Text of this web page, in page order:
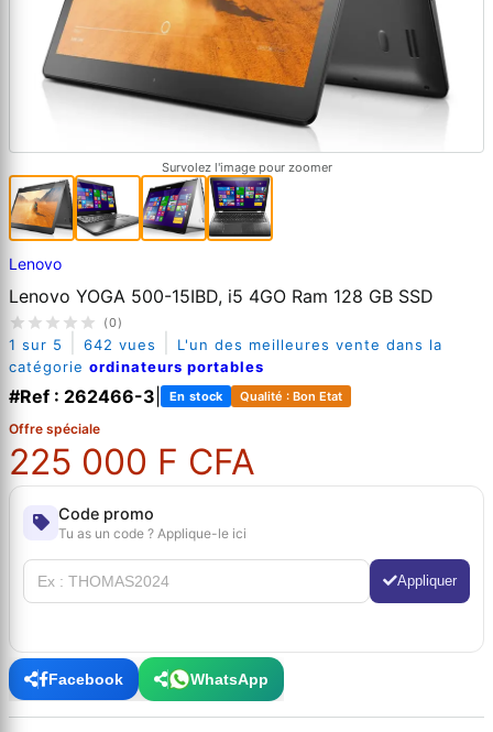
Survolez l'image pour zoomer
Lenovo
Lenovo YOGA 500-15IBD, i5 4GO Ram 128 GB SSD
(0)
1 sur 5 642 vues
L'un des meilleures vente dans la
catégorie ordinateurs portables
#Ref : 262466-3 En stock Qualité : Bon Etat
Offre spéciale
225 000 F CFA
Code promo
Tu as un code ? Applique-le ici
Appliquer
Facebook WhatsApp